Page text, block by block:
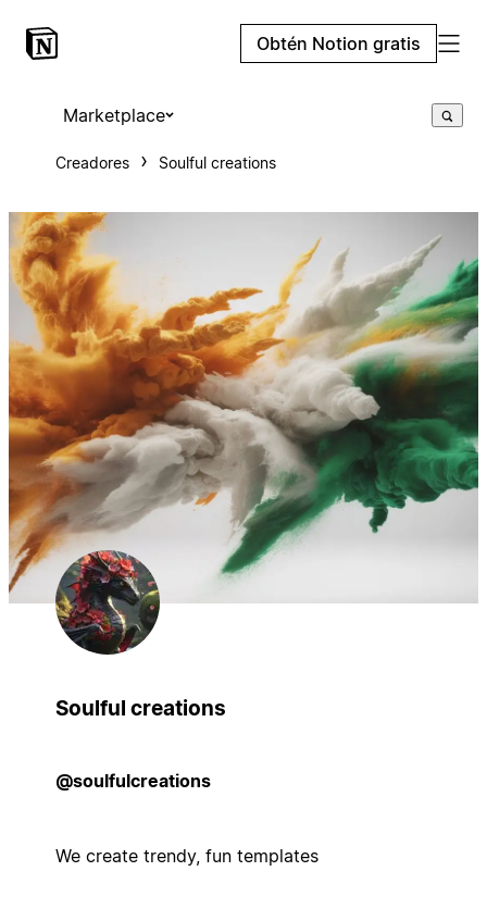
Obtén Notion gratis
Marketplace
Creadores Soulful creations
Soulful creations
@soulfulcreations
We create trendy, fun templates